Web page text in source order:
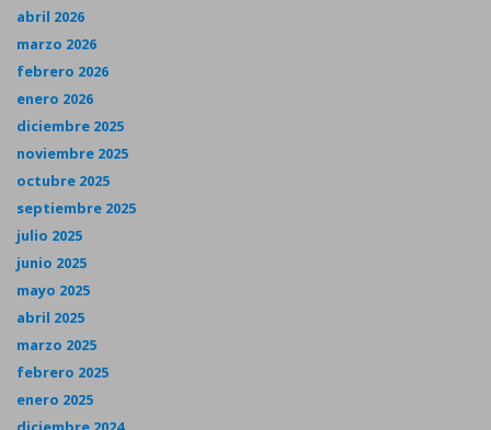
abril 2026
marzo 2026
febrero 2026
enero 2026
diciembre 2025
noviembre 2025
octubre 2025
septiembre 2025
julio 2025
junio 2025
mayo 2025
abril 2025
marzo 2025
febrero 2025
enero 2025